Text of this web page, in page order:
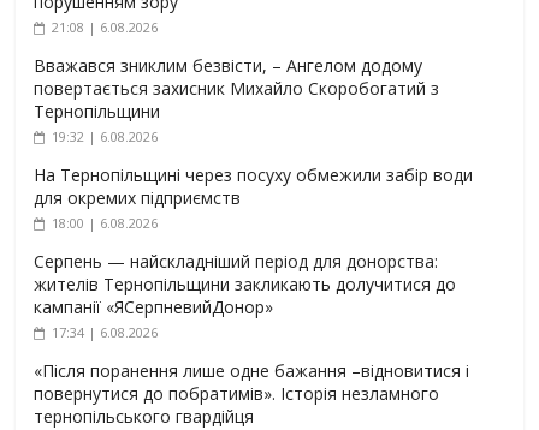
21:08 | 6.08.2026
Вважався зниклим безвісти, – Ангелом додому
повертається захисник Михайло Скоробогатий з
Тернопільщини
19:32 | 6.08.2026
На Тернопільщині через посуху обмежили забір води
для окремих підприємств
18:00 | 6.08.2026
Серпень — найскладніший період для донорства:
жителів Тернопільщини закликають долучитися до
кампанії «ЯСерпневийДонор»
17:34 | 6.08.2026
«Після поранення лише одне бажання –відновитися і
повернутися до побратимів». Історія незламного
тернопільського гвардійця